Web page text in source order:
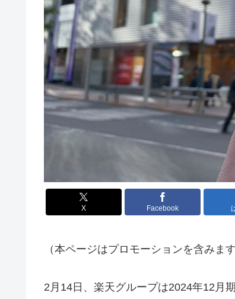
X Facebook
（本ページはプロモーションを含みます
2月14日、楽天グループは2024年12月